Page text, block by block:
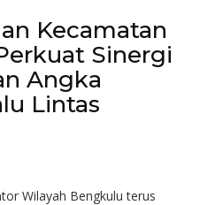
Kecamatan
Sinergi
Angka
Lintas
Wilayah Bengkulu terus